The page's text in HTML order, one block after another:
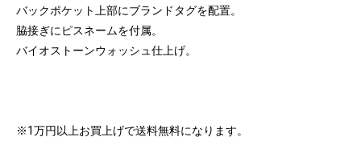
バックポケット上部にブランドタグを配置。
脇接ぎにピスネームを付属。
バイオストーンウォッシュ仕上げ。
※1万円以上お買上げで送料無料になります。